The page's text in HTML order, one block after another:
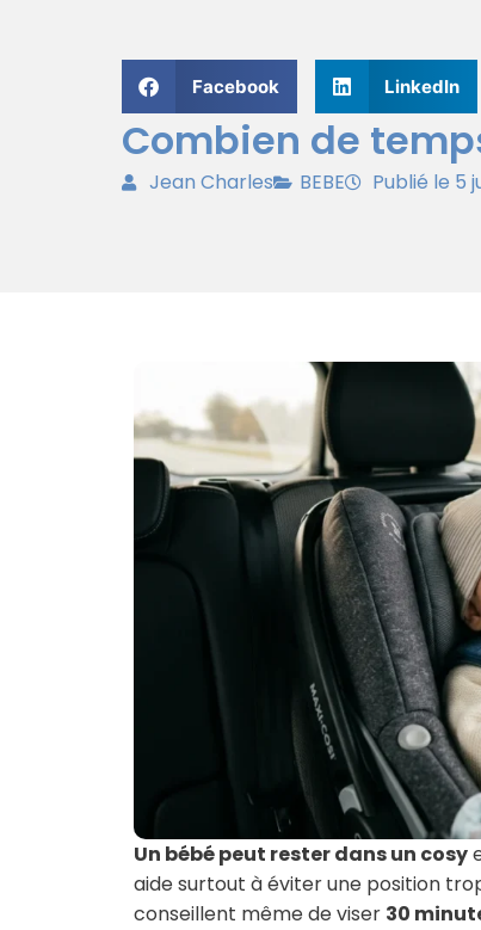
Facebook LinkedIn
Combien de
Jean Charles BEBE Publié le 5
Un bébé peut rester dans un cosy
aide surtout à éviter une position
conseillent même de viser 30